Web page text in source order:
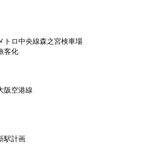
トロ中央線森之宮検車場
客化
阪空港線
駅計画